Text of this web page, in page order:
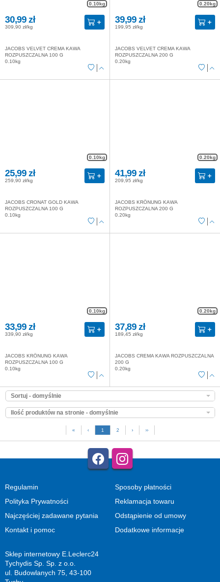
0.10kg
30,99 zł
309,90 zł/kg
JACOBS VELVET CREMA KAWA
ROZPUSZCZALNA 100 G
0.10kg
0.20kg
39,99 zł
199,95 zł/kg
JACOBS VELVET CREMA KAWA
ROZPUSZCZALNA 200 G
0.20kg
0.10kg
25,99 zł
259,90 zł/kg
JACOBS CRONAT GOLD KAWA
ROZPUSZCZALNA 100 G
0.10kg
0.20kg
41,99 zł
209,95 zł/kg
JACOBS KRÖNUNG KAWA
ROZPUSZCZALNA 200 G
0.20kg
0.10kg
33,99 zł
339,90 zł/kg
JACOBS KRÖNUNG KAWA
ROZPUSZCZALNA 100 G
0.10kg
0.20kg
37,89 zł
189,45 zł/kg
JACOBS CREMA KAWA ROZPUSZCZALNA
200 G
0.20kg
Sortuj - domyślnie
Ilość produktów na stronie - domyślnie
« ‹ 1 2 › ››
Regulamin
Polityka Prywatności
Najczęściej zadawane pytania
Kontakt i pomoc
Sposoby płatności
Reklamacja towaru
Odstąpienie od umowy
Dodatkowe informacje
Sklep internetowy E.Leclerc24
Tychydis Sp. Sp. z o.o.
ul. Budowlanych 75, 43-100